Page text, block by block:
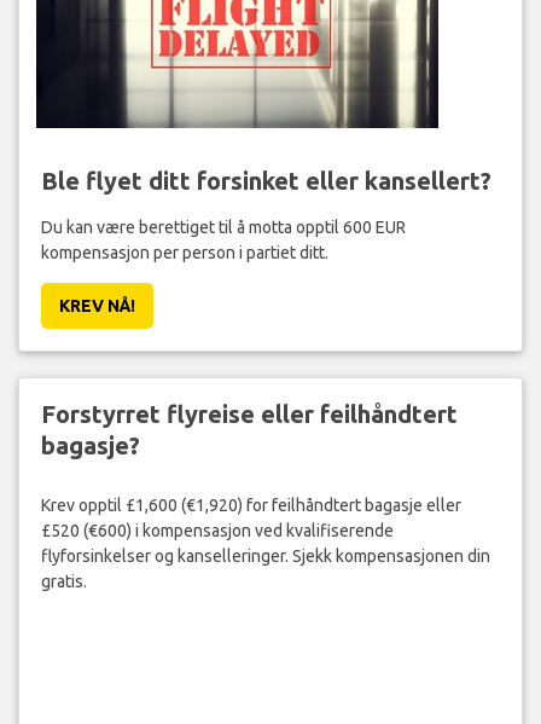
Ble flyet ditt forsinket eller kansellert?
Du kan være berettiget til å motta opptil 600 EUR
kompensasjon per person i partiet ditt.
KREV NÅ!
Forstyrret flyreise eller feilhåndtert
bagasje?
Krev opptil £1,600 (€1,920) for feilhåndtert bagasje eller
£520 (€600) i kompensasjon ved kvalifiserende
flyforsinkelser og kanselleringer. Sjekk kompensasjonen din
gratis.